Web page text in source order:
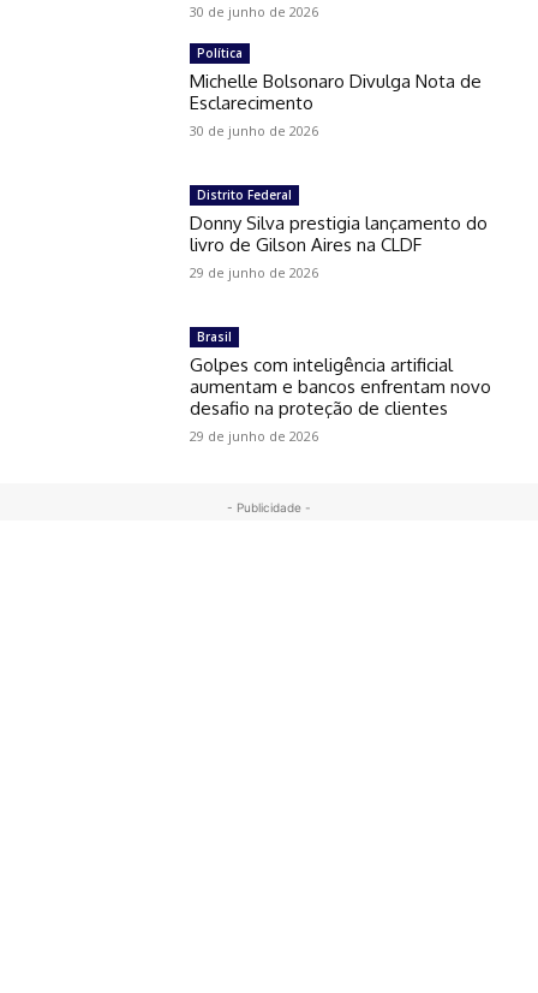
30 de junho de 2026
Política
Michelle Bolsonaro Divulga Nota de
Esclarecimento
30 de junho de 2026
Distrito Federal
Donny Silva prestigia lançamento do
livro de Gilson Aires na CLDF
29 de junho de 2026
Brasil
Golpes com inteligência artificial
aumentam e bancos enfrentam novo
desafio na proteção de clientes
29 de junho de 2026
- Publicidade -